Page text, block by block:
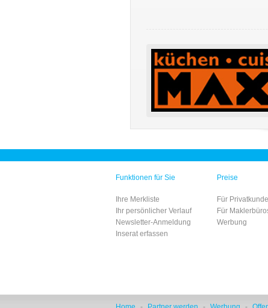
Funktionen für Sie
Ihre Merkliste
Ihr persönlicher Verlauf
Newsletter-Anmeldung
Inserat erfassen
Preise
Für
Für
Werbung